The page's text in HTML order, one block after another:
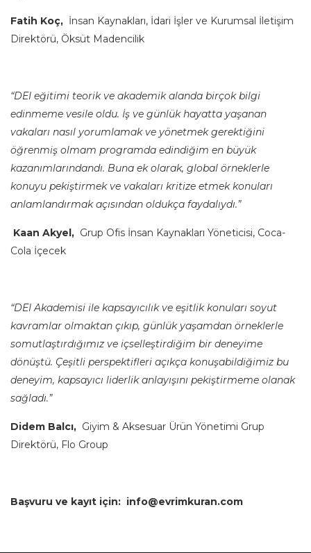
Fatih Koç, İnsan Kaynakları, İdari İşler ve Kurumsal İletişim
Direktörü, Öksüt Madencilik
“DEI eğitimi teorik ve akademik alanda birçok bilgi
edinmeme vesile oldu. İş ve günlük hayatta yaşanan
vakaları nasıl yorumlamak ve yönetmek gerektiğini
öğrenmiş olmam programda edindiğim en büyük
kazanımlarındandı. Buna ek olarak, global örneklerle
konuyu pekiştirmek ve vakaları kritize etmek konuları
anlamlandırmak açısından oldukça faydalıydı.”
Kaan Akyel, Grup Ofis İnsan Kaynakları Yöneticisi, Coca-
Cola İçecek
“DEI Akademisi ile kapsayıcılık ve eşitlik konuları soyut
kavramlar olmaktan çıkıp, günlük yaşamdan örneklerle
somutlaştırdığımız ve içselleştirdiğim bir deneyime
dönüştü. Çeşitli perspektifleri açıkça konuşabildiğimiz bu
deneyim, kapsayıcı liderlik anlayışını pekiştirmeme olanak
sağladı.”
Didem Balcı, Giyim & Aksesuar Ürün Yönetimi Grup
Direktörü, Flo Group
Başvuru ve kayıt için: info@evrimkuran.com